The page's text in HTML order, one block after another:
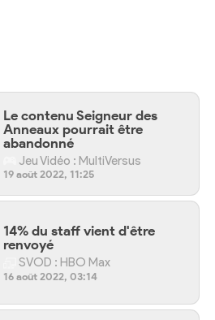
Le contenu Seigneur des
Anneaux pourrait être
abandonné
Jeu Vidéo : MultiVersus
19 août 2022, 11:25
14% du staff vient d'être
renvoyé
SVOD : HBO Max
16 août 2022, 03:14